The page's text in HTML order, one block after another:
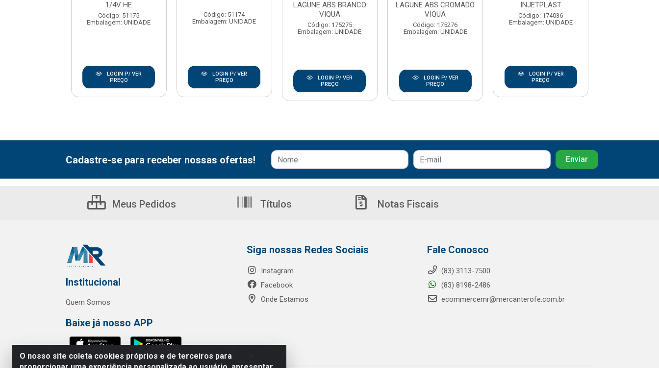
1/4V HE
Código: 51175
Embalagem: UNIDADE
LOGIN P/ VER
PREÇO
Código: 51174
Embalagem: UNIDADE
LOGIN P/ VER
PREÇO
LAGUNE ABS BRANCO
VIQUA
Código: 175275
Embalagem: UNIDADE
LOGIN P/ VER
PREÇO
LAGUNE ABS CROMADO
VIQUA
Código: 175276
Embalagem: UNIDADE
LOGIN P/ VER
PREÇO
INJETPLAST
Código: 174036
Embalagem: UNIDADE
LOGIN P/ VER
PREÇO
O nosso site coleta cookies próprios e de terceiros para
Cadastre-se para receber nossas ofertas!
Meus Pedidos Títulos Notas Fiscais
Institucional
Quem Somos
Baixe já nosso APP
Siga nossas Redes Sociais
Instagram
Facebook
Onde Estamos
Fale Conosco
(83) 3113-7500
(83) 8198-2486
ecommercemr@mercanterofe.com.br